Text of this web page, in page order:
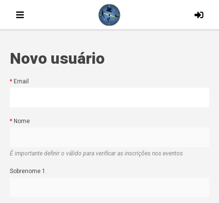
Novo usuário
Email
Nome
É importante definir o válido para verificar as inscrições nos eventos
Sobrenome 1